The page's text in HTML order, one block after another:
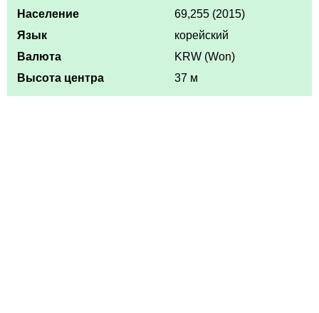
Население
69,255 (2015)
Язык
корейский
Валюта
KRW (Won)
Высота центра
37 м